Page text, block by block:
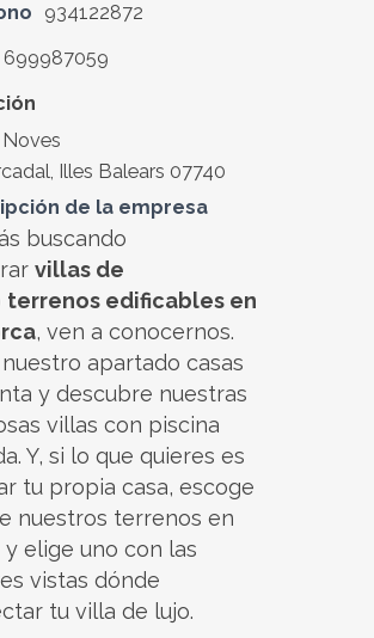
934122872
699987059
Illes Balears 07740
de la empresa
buscando
villas de
terrenos edificables en
, ven a conocernos.
apartado casas
y descubre nuestras
villas con piscina
Y, si lo que quieres es
tu propia casa, escoge
nuestros terrenos en
elige uno con las
vistas dónde
tu villa de lujo.